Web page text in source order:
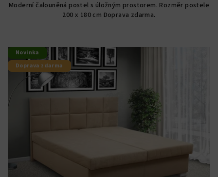
z
5
Moderní čalouněná postel s úložným prostorem. Rozměr postele
200 x 180 cm Doprava zdarma.
Novinka
Doprava zdarma